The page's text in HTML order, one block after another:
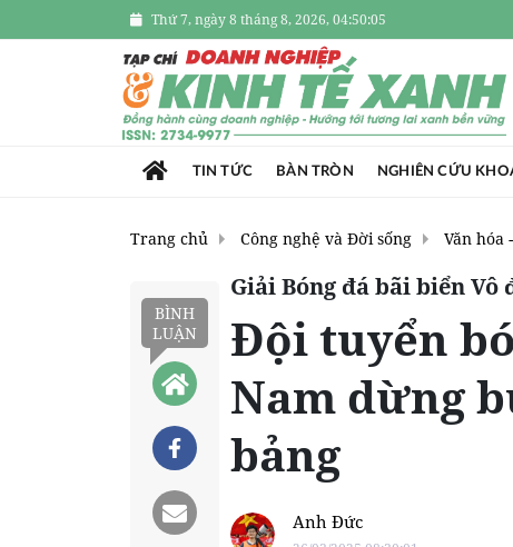
Thứ 7, ngày 8 tháng 8, 2026, 04:50:06
TIN TỨC BÀN TRÒN NGHIÊN CỨU
Trang chủ Công nghệ và Đời sống Văn hóa
BÌNH
LUẬN
Giải Bóng đá bãi biển Vô
Đội tuyển
Nam dừng
bảng
Anh Đức